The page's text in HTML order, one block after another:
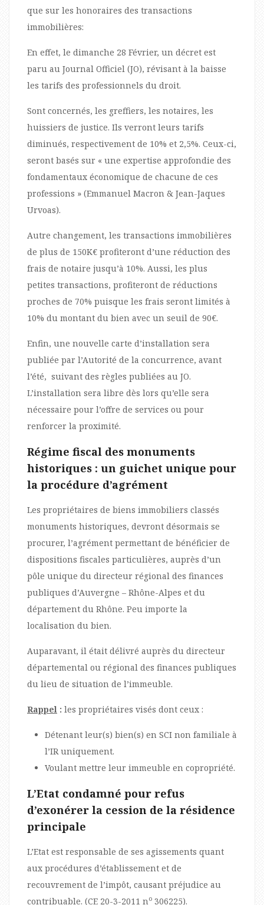
que sur les honoraires des transactions
immobilières:
En effet, le dimanche 28 Février, un décret est
paru au Journal Officiel (JO), révisant à la baisse
les tarifs des professionnels du droit.
Sont concernés, les greffiers, les notaires, les
huissiers de justice. Ils verront leurs tarifs
diminués, respectivement de 10% et 2,5%. Ceux-ci,
seront basés sur « une expertise approfondie des
fondamentaux économique de chacune de ces
professions » (Emmanuel Macron & Jean-Jaques
Urvoas).
Autre changement, les transactions immobilières
de plus de 150K€ profiteront d’une réduction des
frais de notaire jusqu’à 10%. Aussi, les plus
petites transactions, profiteront de réductions
proches de 70% puisque les frais seront limités à
10% du montant du bien avec un seuil de 90€.
Enfin, une nouvelle carte d’installation sera
publiée par l’Autorité de la concurrence, avant
l’été, suivant des règles publiées au JO.
L’installation sera libre dès lors qu’elle sera
nécessaire pour l’offre de services ou pour
renforcer la proximité.
Régime fiscal des monuments
historiques : un guichet unique pour
la procédure d’agrément
Les propriétaires de biens immobiliers classés
monuments historiques, devront désormais se
procurer, l’agrément permettant de bénéficier de
dispositions fiscales particulières, auprès d’un
pôle unique du directeur régional des finances
publiques d’Auvergne – Rhône-Alpes et du
département du Rhône. Peu importe la
localisation du bien.
Auparavant, il était délivré auprès du directeur
départemental ou régional des finances publiques
du lieu de situation de l’immeuble.
Rappel : les propriétaires visés dont ceux :
Détenant leur(s) bien(s) en SCI non familiale à
l’IR uniquement.
Voulant mettre leur immeuble en copropriété.
L’Etat condamné pour refus
d’exonérer la cession de la résidence
principale
L’Etat est responsable de ses agissements quant
aux procédures d’établissement et de
recouvrement de l’impôt, causant préjudice au
contribuable. (CE 20-3-2011 no 306225).